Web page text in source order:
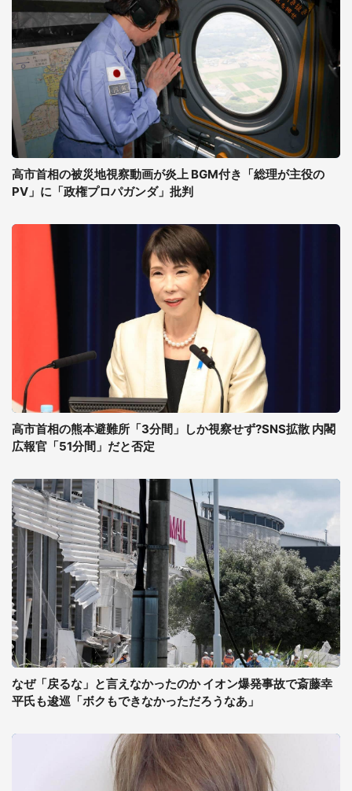
高市首相の被災地視察動画が炎上 BGM付き「総理が主役の
PV」に「政権プロパガンダ」批判
高市首相の熊本避難所「3分間」しか視察せず?SNS拡散 内閣
広報官「51分間」だと否定
なぜ「戻るな」と言えなかったのか イオン爆発事故で斎藤幸
平氏も逡巡「ボクもできなかっただろうなあ」